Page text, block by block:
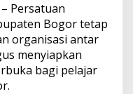
– Persatuan
Bogor tetap
organisasi antar
menyiapkan
bagi pelajar